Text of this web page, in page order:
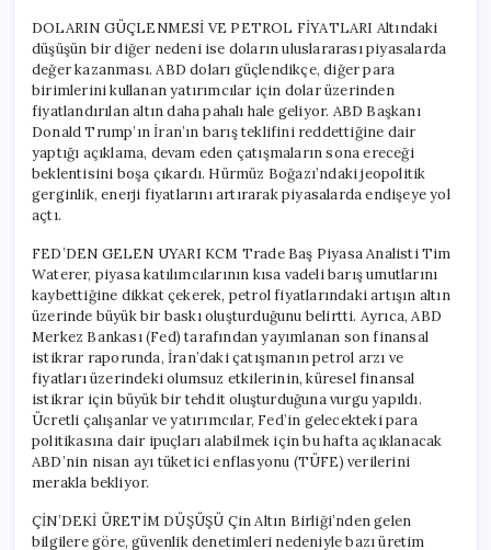
DOLARIN GÜÇLENMESİ VE PETROL FİYATLARI Altındaki
düşüşün bir diğer nedeni ise doların uluslararası piyasalarda
değer kazanması. ABD doları güçlendikçe, diğer para
birimlerini kullanan yatırımcılar için dolar üzerinden
fiyatlandırılan altın daha pahalı hale geliyor. ABD Başkanı
Donald Trump’ın İran’ın barış teklifini reddettiğine dair
yaptığı açıklama, devam eden çatışmaların sona ereceği
beklentisini boşa çıkardı. Hürmüz Boğazı’ndaki jeopolitik
gerginlik, enerji fiyatlarını artırarak piyasalarda endişeye yol
açtı.
FED’DEN GELEN UYARI KCM Trade Baş Piyasa Analisti Tim
Waterer, piyasa katılımcılarının kısa vadeli barış umutlarını
kaybettiğine dikkat çekerek, petrol fiyatlarındaki artışın altın
üzerinde büyük bir baskı oluşturduğunu belirtti. Ayrıca, ABD
Merkez Bankası (Fed) tarafından yayımlanan son finansal
istikrar raporunda, İran’daki çatışmanın petrol arzı ve
fiyatları üzerindeki olumsuz etkilerinin, küresel finansal
istikrar için büyük bir tehdit oluşturduğuna vurgu yapıldı.
Ücretli çalışanlar ve yatırımcılar, Fed’in gelecekteki para
politikasına dair ipuçları alabilmek için bu hafta açıklanacak
ABD’nin nisan ayı tüketici enflasyonu (TÜFE) verilerini
merakla bekliyor.
ÇİN’DEKİ ÜRETİM DÜŞÜŞÜ Çin Altın Birliği’nden gelen
bilgilere göre, güvenlik denetimleri nedeniyle bazı üretim